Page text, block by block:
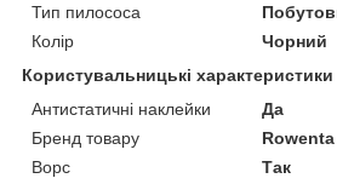
Тип пилососа
Колір
Чорний
Користувальницькі характеристики
Антистатичні наклейки
Да
Бренд товару
Rowenta
Ворс
Так